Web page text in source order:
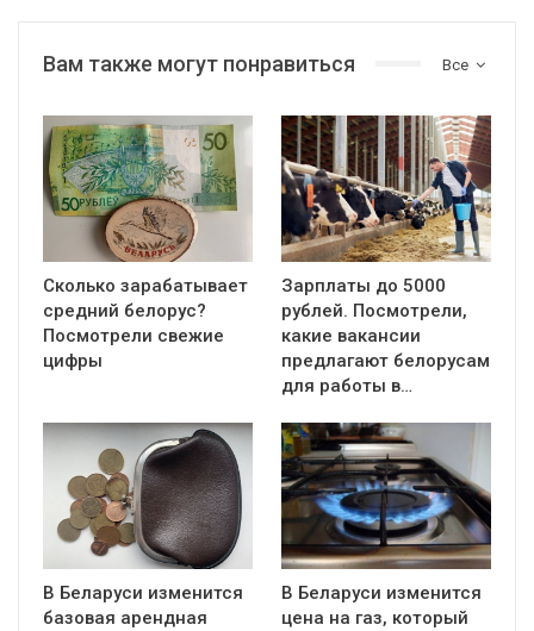
Все
Вам также могут понравиться
Сколько зарабатывает
средний белорус?
Посмотрели свежие
цифры
Зарплаты до 5000
рублей. Посмотрели,
какие вакансии
предлагают белорусам
для работы в…
В Беларуси изменится
базовая арендная
В Беларуси изменится
цена на газ, который